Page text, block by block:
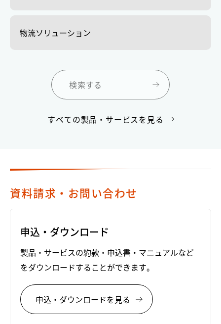
物流ソリューション
検索する
すべての製品・サービスを見る
資料請求・お問い合わせ
申込・ダウンロード
製品・サービスの約款・申込書・マニュアルなど
をダウンロードすることができます。
申込・ダウンロードを見る